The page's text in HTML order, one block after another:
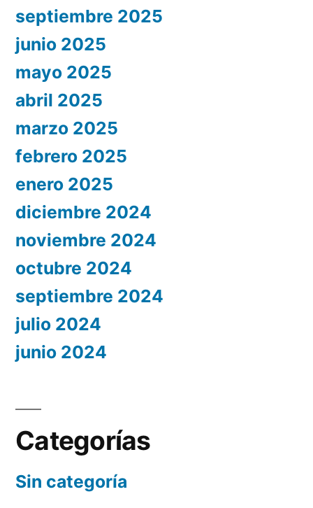
septiembre 2025
junio 2025
mayo 2025
abril 2025
marzo 2025
febrero 2025
enero 2025
diciembre 2024
noviembre 2024
octubre 2024
septiembre 2024
julio 2024
junio 2024
Categorías
Sin categoría